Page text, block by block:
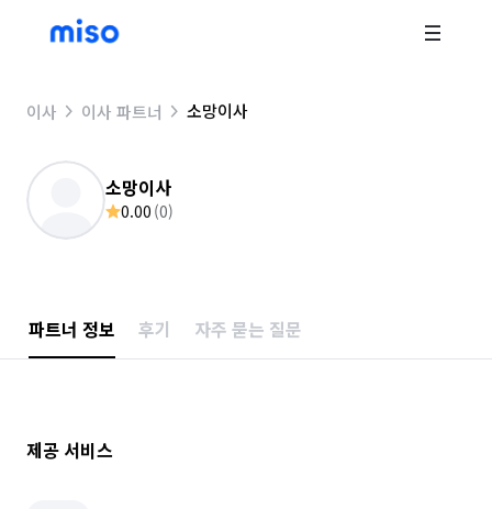
이사 이사 파트너 소망이사
소망이사
0.00 (0)
파트너 정보 후기 자주 묻는 질문
제공 서비스